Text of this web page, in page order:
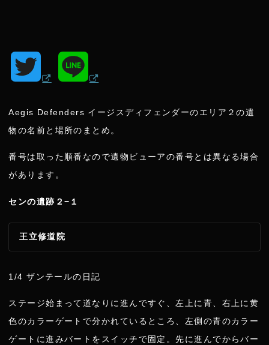
i
t
n
e
Aegis Defenders イージスディフェンダーのエリア２の遺
物の名前と場所のまとめ。
番号は取った順番なので遺物ビューアの番号とは異なる場合
があります。
センの遺跡２−１
王立修道院
1/4 ザンテールの日記
ステージ始まって道なりに進んですぐ、左上に青、右上に黄
色のカラーゲートで分かれているところ、左側の青のカラー
ゲートに進みバートをスイッチで固定。先に進んでからバー